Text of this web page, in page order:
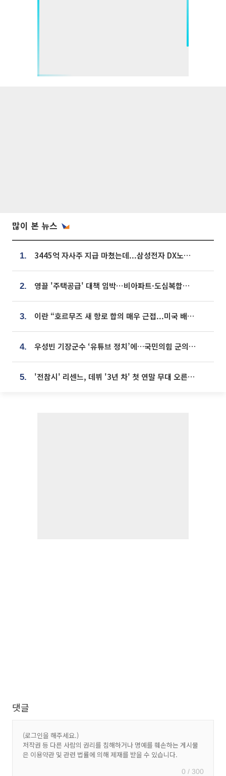
많이 본 뉴스
1. 3445억 자사주 지급 마쳤는데...삼성전자 DX노조, 뒤늦은 '떼쓰기 집회'
2. 영끌 '주택공급' 대책 임박⋯비아파트·도심복합까지 총동원
3. 이란 “호르무즈 새 항로 합의 매우 근접...미국 배상 먼저”
4. 우성빈 기장군수 ‘유튜브 정치’에…국민의힘 군의원들 집단 반발
5. '전참시' 리센느, 데뷔 '3년 차' 첫 연말 무대 오른다⋯"그동안 섭외 안 와"
댓글
0 / 300